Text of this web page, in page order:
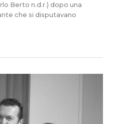
Berto n.d.r.) dopo una
che si disputavano